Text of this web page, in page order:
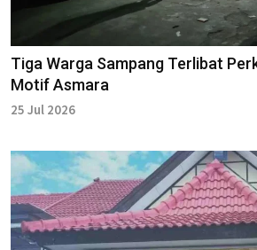
Tiga Warga Sampang Terlibat
Motif Asmara
25 Jul 2026